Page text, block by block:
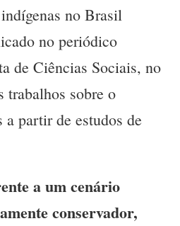
no Brasil
no periódico
de Ciências Sociais, no
trabalhos sobre o
a partir de estudos de
a um cenário
conservador,